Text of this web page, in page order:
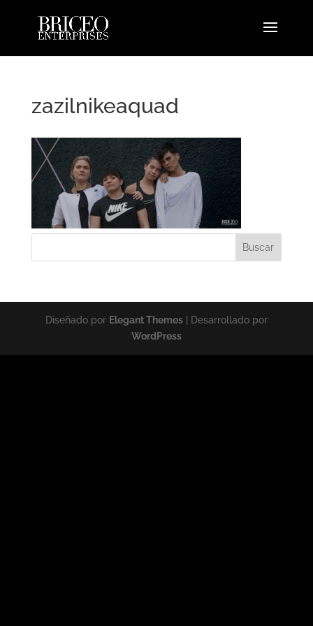
zazilnikeaquad
Diseñado por Elegant Themes| Desarrollado por
WordPress